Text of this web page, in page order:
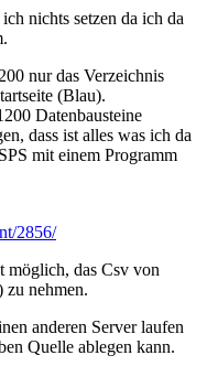
nichts setzen da ich da
nur das Verzeichnis
(Blau).
Datenbausteine
dass ist alles was ich da
mit einem Programm
2856/
möglich, das Csv von
zu nehmen.
anderen Server laufen
Quelle ablegen kann.